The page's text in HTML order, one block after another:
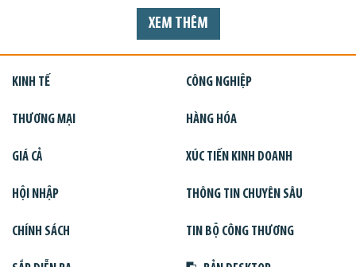
XEM THÊM
KINH TẾ CÔNG NGHIỆP
THƯƠNG MẠI HÀNG HÓA
GIÁ CẢ XÚC TIẾN KINH DOANH
HỘI NHẬP THÔNG TIN CHUYÊN SÂU
CHÍNH SÁCH TIN BỘ CÔNG THƯƠNG